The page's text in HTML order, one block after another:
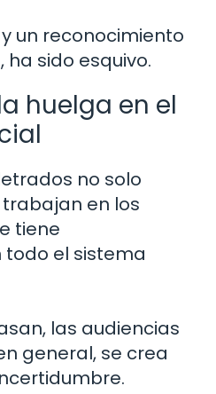
un reconocimiento
sido esquivo.
huelga en el
no solo
en los
tiene
todo el sistema
las audiencias
general, se crea